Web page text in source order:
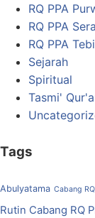
RQ PPA
RQ PPA
RQ PPA
Sejarah
Spiritual
Tasmi'
Tags
Abulyatama Cabang
Rutin Cabang RQ